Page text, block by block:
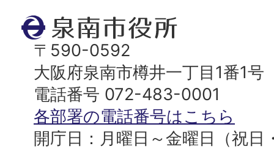
泉
南
市
役
所
〒590-0592
大阪府泉南市樽井一丁目1番1号
電話番号 072-483-0001
各部署の電話番号はこちら
開庁日：月曜日～金曜日（祝日